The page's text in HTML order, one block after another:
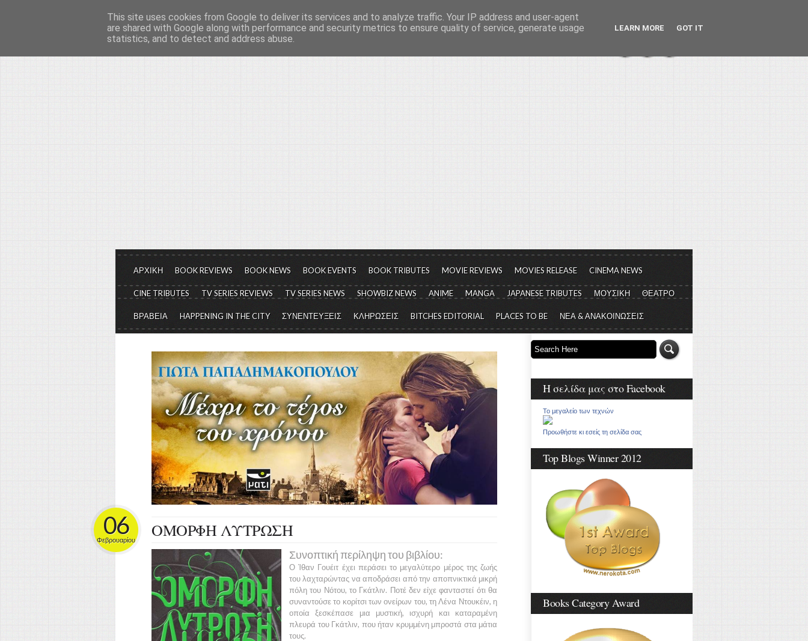
Το μεγαλείο των Τεχνών...
Είμαστε πάντα εδώ για να μιλάμε για τον πολιτισμό, σε κάθε του μορφή και έκταση...
ΑΡΧΙΚΗ BOOK REVIEWS BOOK NEWS BOOK EVENTS BOOK TRIBUTES MOVIE REVIEWS MOVIES RELEASE CINEMA NEWS
CINE TRIBUTES TV SERIES REVIEWS TV SERIES NEWS SHOWBIZ NEWS ANIME MANGA JAPANESE TRIBUTES ΜΟΥΣΙΚΗ ΘΕΑΤΡΟ
ΒΡΑΒΕΙΑ HAPPENING IN THE CITY ΣΥΝΕΝΤΕΥΞΕΙΣ ΚΛΗΡΩΣΕΙΣ BITCHES EDITORIAL PLACES TO BE ΝΕΑ & ΑΝΑΚΟΙΝΩΣΕΙΣ
ΟΜΟΡΦΗ ΛΥΤΡΩΣΗ
06
Φεβρουαρίου
Συνοπτική περίληψη του βιβλίου:
ΟΊθαν Γουέιτ έχει περάσει το μεγαλύτερο μέρος της ζωής
του λαχταρώντας να αποδράσει από την αποπνικτικά μικρή
πόλη του Νότου, τοΓκάτλιν. Ποτέ δεν είχε φανταστεί ότι θα
συναντούσε το κορίτσι των ονείρων του, τηΛένα Ντουκέιν, η
οποία ξεσκέπασε μια μυστική, ισχυρή και καταραμένη
πλευρά του Γκάτλιν, που ήταν κρυμμένη μπροστά στα μάτια
τους.
Η σελίδα μας στο Facebook
Το μεγαλείο των τεχνών
Προωθήστε κι εσείς τη σελίδα σας
Top Blogs Winner 2012
Books Category Award
This site uses cookies from Google to deliver its services and to analyze traffic. Your IP address and user-agent
are shared with Google along with performance and security metrics to ensure quality of service, generate usage
statistics, and to detect and address abuse.
LEARN MORE GOT IT